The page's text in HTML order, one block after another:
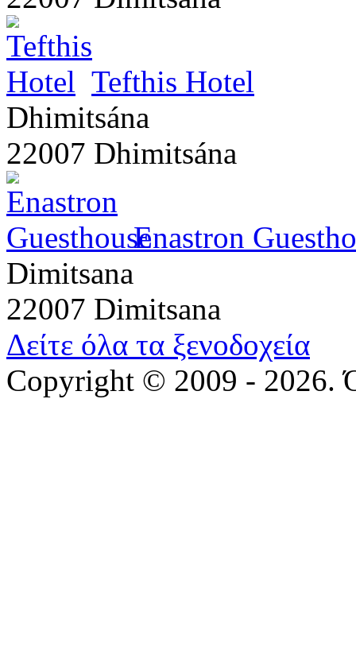
Tefthis Hotel
Dhimitsána
22007 Dhimitsána
Enastron
Dimitsana
22007 Dimitsana
Δείτε όλα τα ξενοδοχεία
Copyright © 2009 - 2026.